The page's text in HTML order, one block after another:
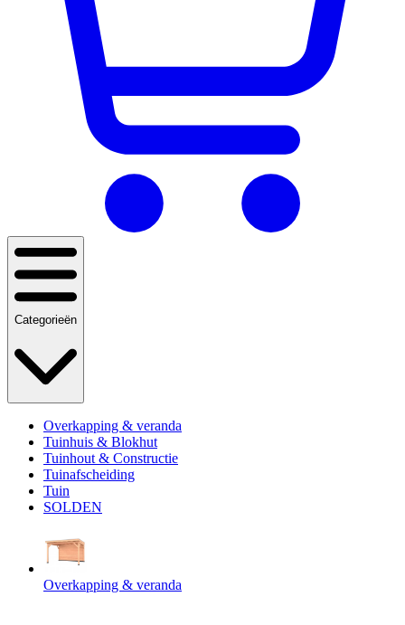
Categorieën
Overkapping & veranda
Tuinhuis & Blokhut
Tuinhout & Constructie
Tuinafscheiding
Tuin
SOLDEN
Overkapping & veranda